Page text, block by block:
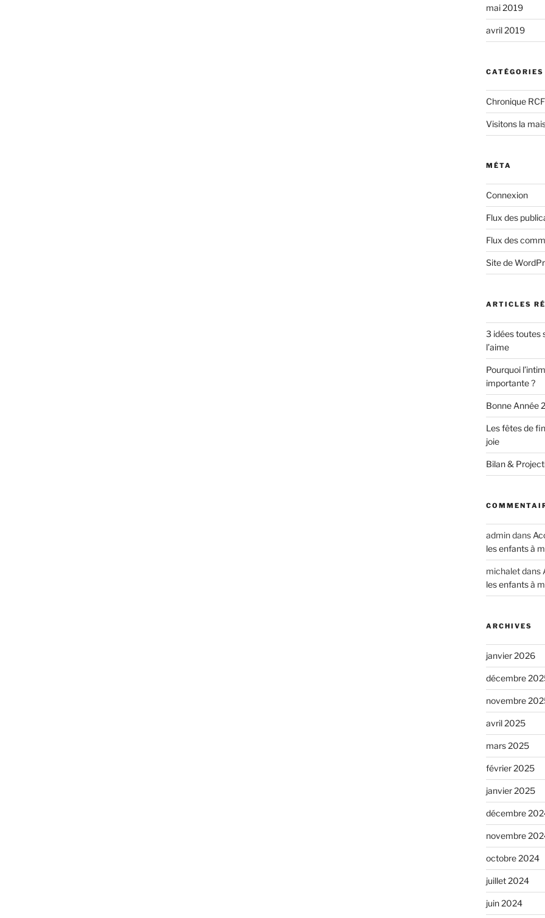
mai 2019
avril 2019
CATÉGORIES
Chronique RCF
Visitons la
MÉTA
Connexion
Flux des
Flux des
Site de
ARTICLES
3 idées toutes
l’aime
Pourquoi
importante ?
Bonne Année
Les fêtes de
joie
Bilan &
admindans
les enfants à
michaletdans
les enfants à
ARCHIVES
janvier 2026
décembre
novembre
avril 2025
mars 2025
février 2025
janvier 2025
décembre
novembre
octobre 2024
juillet 2024
juin 2024